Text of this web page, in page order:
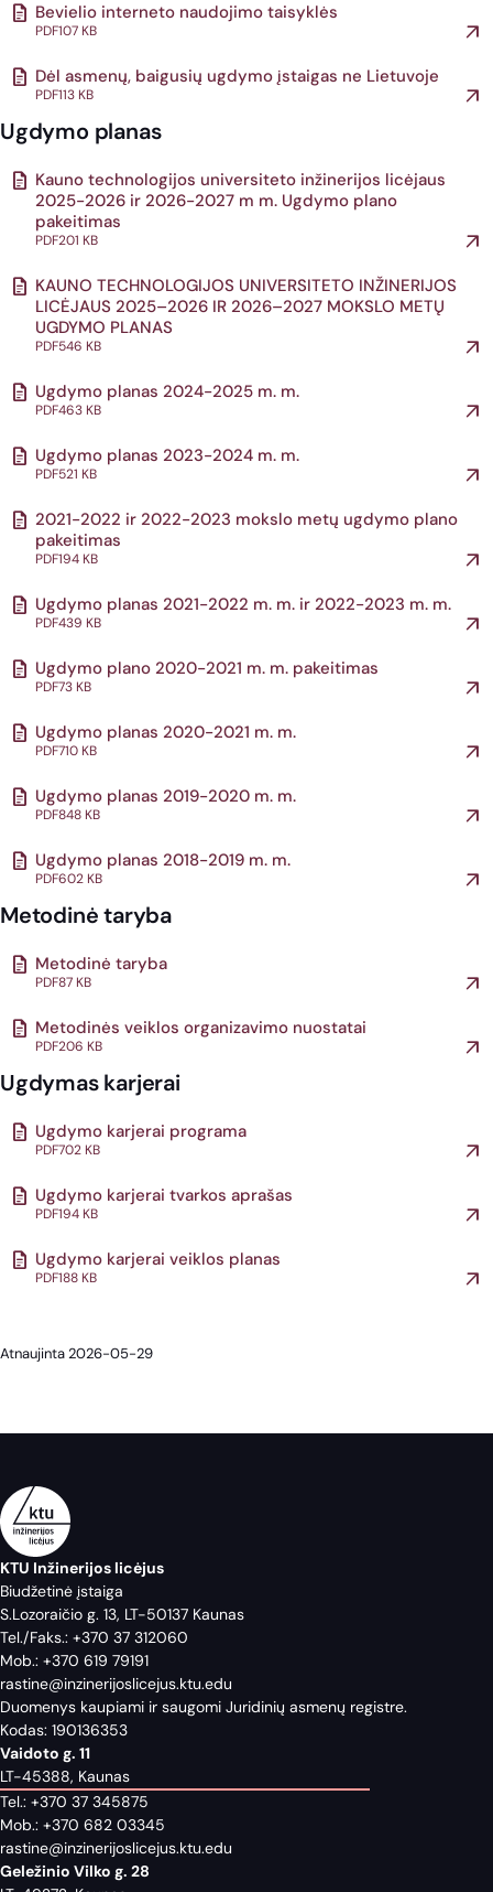
Bevielio interneto naudojimo taisyklės
PDF107 KB
Dėl asmenų, baigusių ugdymo įstaigas ne Lietuvoje
PDF113 KB
Ugdymo planas
Kauno technologijos universiteto inžinerijos licėjaus
2025-2026 ir 2026-2027 m m. Ugdymo plano
pakeitimas
PDF201 KB
KAUNO TECHNOLOGIJOS UNIVERSITETO INŽINERIJOS
LICĖJAUS 2025–2026 IR 2026–2027 MOKSLO METŲ
UGDYMO PLANAS
PDF546 KB
Ugdymo planas 2024-2025 m. m.
PDF463 KB
Ugdymo planas 2023-2024 m. m.
PDF521 KB
2021-2022 ir 2022-2023 mokslo metų ugdymo plano
pakeitimas
PDF194 KB
Ugdymo planas 2021-2022 m. m. ir 2022-2023 m. m.
PDF439 KB
Ugdymo plano 2020-2021 m. m. pakeitimas
PDF73 KB
Ugdymo planas 2020-2021 m. m.
PDF710 KB
Ugdymo planas 2019-2020 m. m.
PDF848 KB
Ugdymo planas 2018-2019 m. m.
PDF602 KB
Metodinė taryba
Metodinė taryba
PDF87 KB
Metodinės veiklos organizavimo nuostatai
PDF206 KB
Ugdymas karjerai
Ugdymo karjerai programa
PDF702 KB
Ugdymo karjerai tvarkos aprašas
PDF194 KB
Ugdymo karjerai veiklos planas
PDF188 KB
Atnaujinta 2026-05-29
KTU Inžinerijos licėjus
Biudžetinė įstaiga
S.Lozoraičio g. 13, LT-50137 Kaunas
Tel./Faks.: +370 37 312060
Mob.: +370 619 79191
rastine@inzinerijoslicejus.ktu.edu
Duomenys kaupiami ir saugomi Juridinių asmenų registre.
Kodas: 190136353
Vaidoto g. 11
LT-45388, Kaunas
Tel.: +370 37 345875
Mob.: +370 682 03345
rastine@inzinerijoslicejus.ktu.edu
Geležinio Vilko g. 28